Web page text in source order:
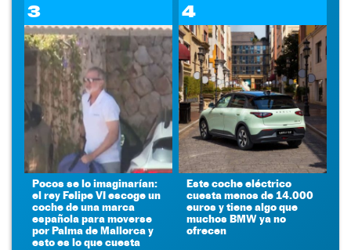
3
Pocos se lo imaginarían:
el rey Felipe VI escoge un
coche de una marca
española para moverse
por Palma de Mallorca y
esto es lo que cuesta
4
Este coche eléctrico
cuesta menos de 14.000
euros y tiene algo que
muchos BMW ya no
ofrecen